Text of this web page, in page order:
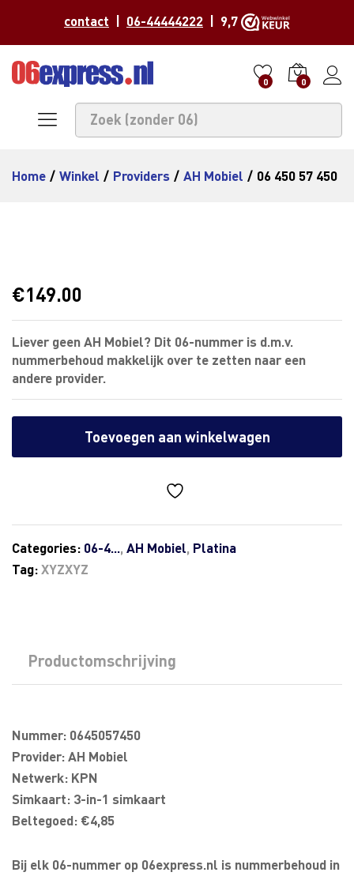
contact 06-44444222 | 9,7
0 0
Home / Winkel / Providers / AH Mobiel / 06 450 57 450
€149.00
Liever geen AH Mobiel? Dit 06-nummer is d.m.v.
nummerbehoud makkelijk over te zetten naar een
andere provider.
Toevoegen aan winkelwagen
Categories: 06-4..., AH Mobiel, Platina
Tag:XYZXYZ
Productomschrijving
Nummer: 0645057450
Provider: AH Mobiel
Netwerk: KPN
Simkaart: 3-in-1 simkaart
Beltegoed: €4,85
Bij elk 06-nummer op 06express.nl is nummerbehoud in